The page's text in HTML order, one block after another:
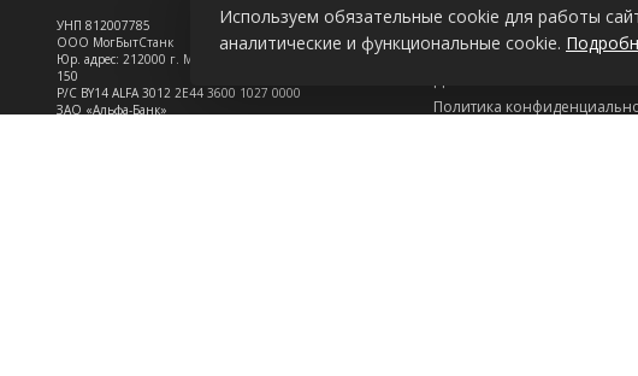
УНП 812007785
ООО МогБытСтанк
Юр. адрес: 212000 г. Могилев, Славгородское шоссе,
150
Р/С BY14 ALFA 3012 2Е44 3600 1027 0000
ЗАО «Альфа-Банк»
Новости
Контакты
Политика
Используем обязательные cookie для работы
аналитические и функциональные cookie.